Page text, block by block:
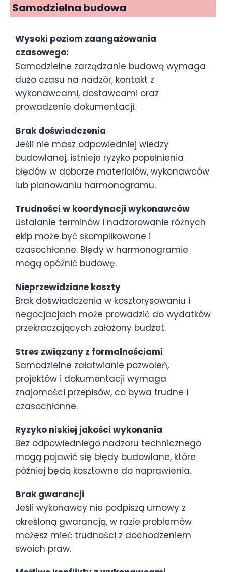
Samodzielna budowa
Wysoki poziom zaangażowania
czasowego:
Samodzielne zarządzanie budową wymaga
dużo czasu na nadzór, kontakt z
wykonawcami, dostawcami oraz
prowadzenie dokumentacji.
Brak doświadczenia
Jeśli nie masz odpowiedniej wiedzy
budowlanej, istnieje ryzyko popełnienia
błędów w doborze materiałów, wykonawców
lub planowaniu harmonogramu.
Trudności w koordynacji wykonawców
Ustalanie terminów i nadzorowanie różnych
ekip może być skomplikowane i
czasochłonne. Błędy w harmonogramie
mogą opóźnić budowę.
Nieprzewidziane koszty
Brak doświadczenia w kosztorysowaniu i
negocjacjach może prowadzić do wydatków
przekraczających założony budżet.
Stres związany z formalnościami
Samodzielne załatwianie pozwoleń,
projektów i dokumentacji wymaga
znajomości przepisów, co bywa trudne i
czasochłonne.
Ryzyko niskiej jakości wykonania
Bez odpowiedniego nadzoru technicznego
mogą pojawić się błędy budowlane, które
później będą kosztowne do naprawienia.
Brak gwarancji
Jeśli wykonawcy nie podpiszą umowy z
określoną gwarancją, w razie problemów
możesz mieć trudności z dochodzeniem
swoich praw.